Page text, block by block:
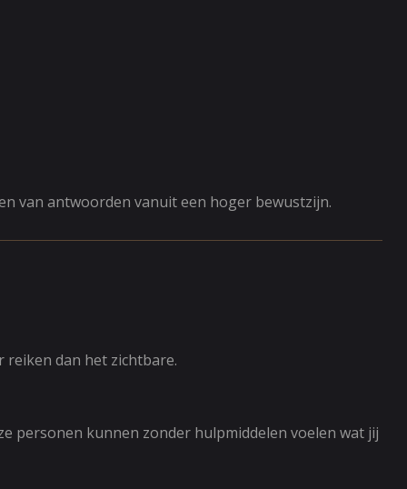
van antwoorden vanuit een hoger bewustzijn.
reiken dan het zichtbare.
personen kunnen zonder hulpmiddelen voelen wat jij